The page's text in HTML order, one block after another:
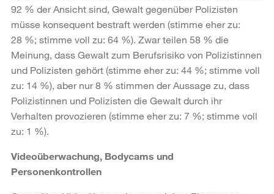
92 % der Ansicht sind, Gewalt gegenüber Polizisten
müsse konsequent bestraft werden (stimme eher zu:
28 %; stimme voll zu: 64 %). Zwar teilen 58 % die
Meinung, dass Gewalt zum Berufsrisiko von Polizistinnen
und Polizisten gehört (stimme eher zu: 44 %; stimme voll
zu: 14 %), aber nur 8 % stimmen der Aussage zu, dass
Polizistinnen und Polizisten die Gewalt durch ihr
Verhalten provozieren (stimme eher zu: 7 %; stimme voll
zu: 1 %).
Videoüberwachung, Bodycams und
Personenkontrollen